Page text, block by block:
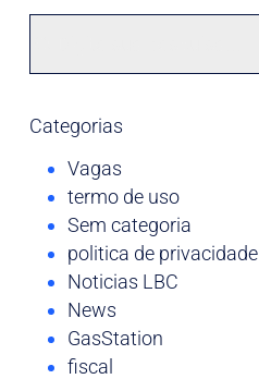
Categorias
Vagas
termo de uso
Sem categoria
politica de privacidade
Noticias LBC
News
GasStation
fiscal